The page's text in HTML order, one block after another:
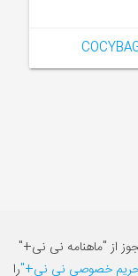
از "ماهنامه نی نی+"
خصوصی نی نی+"را